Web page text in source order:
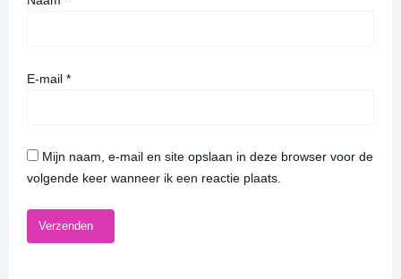
E-mail *
Mijn naam, e-mail en site opslaan in deze browser voor de
volgende keer wanneer ik een reactie plaats.